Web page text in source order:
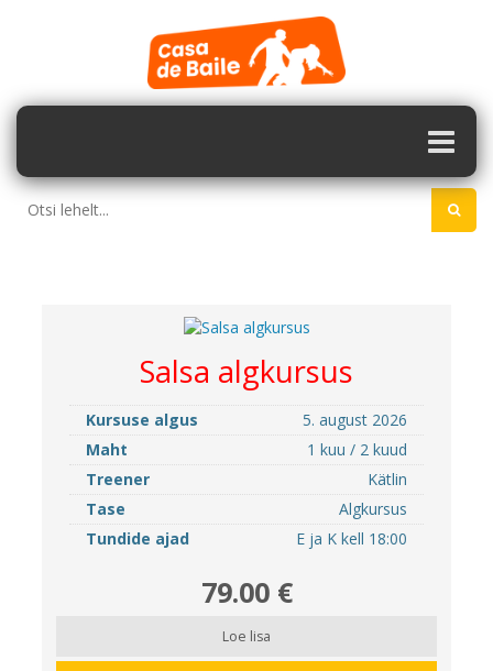
Salsa algkursus
Kursuse algus
5. august 2026
Maht
1 kuu / 2 kuud
Treener
Kätlin
Tase
Algkursus
Tundide ajad
E ja K kell 18:00
79.00 €
Loe lisa